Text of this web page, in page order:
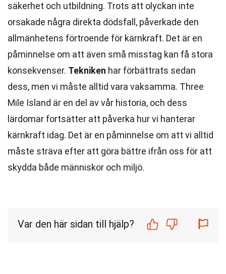
säkerhet och utbildning. Trots att olyckan inte
orsakade några direkta dödsfall, påverkade den
allmänhetens förtroende för kärnkraft. Det är en
påminnelse om att även små misstag kan få stora
konsekvenser. Tekniken har förbättrats sedan
dess, men vi måste alltid vara vaksamma. Three
Mile Island är en del av vår historia, och dess
lärdomar fortsätter att påverka hur vi hanterar
kärnkraft idag. Det är en påminnelse om att vi alltid
måste sträva efter att göra bättre ifrån oss för att
skydda både människor och miljö.
Var den här sidan till hjälp?